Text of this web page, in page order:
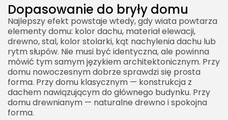
Dopasowanie do bryły domu
Najlepszy efekt powstaje wtedy, gdy wiata powtarza
elementy domu: kolor dachu, materiał elewacji,
drewno, stal, kolor stolarki, kąt nachylenia dachu lub
rytm słupów. Nie musi być identyczna, ale powinna
mówić tym samym językiem architektonicznym. Przy
domu nowoczesnym dobrze sprawdzi się prosta
forma. Przy domu klasycznym — konstrukcja z
dachem nawiązującym do głównego budynku. Przy
domu drewnianym — naturalne drewno i spokojna
forma.